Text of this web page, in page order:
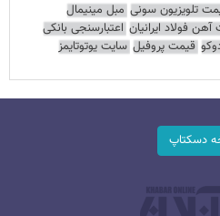
تلویزیون سونی مبل مینیمال
فولاد ایرانیان اعتبارسنجی بانکی
قیمت پروفیل سایت یوتوتایمز
دسکتاپ